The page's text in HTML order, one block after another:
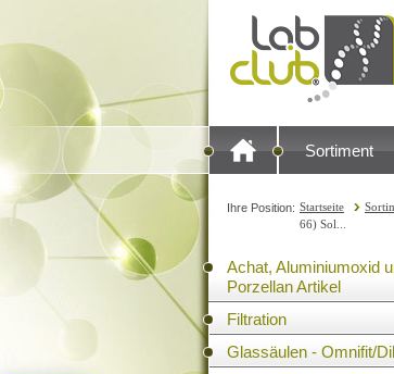
Sortiment
Ihre Position: Startseite
66) Sol...
Achat, Aluminiumoxid
Porzellan Artikel
Filtration
Glassäulen - Omnifit/